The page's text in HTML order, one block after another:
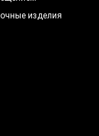
изделия